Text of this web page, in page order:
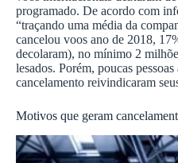
programado. De acordo com
“traçando uma média da
cancelou voos ano de 2018,
decolaram), no mínimo 2
lesados. Porém, poucas
cancelamento reivindicaram
Motivos que geram